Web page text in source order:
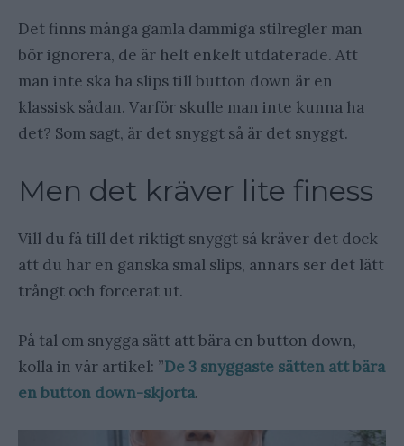
Det finns många gamla dammiga stilregler man
bör ignorera, de är helt enkelt utdaterade. Att
man inte ska ha slips till button down är en
klassisk sådan. Varför skulle man inte kunna ha
det? Som sagt, är det snyggt så är det snyggt.
Men det kräver lite finess
Vill du få till det riktigt snyggt så kräver det dock
att du har en ganska smal slips, annars ser det lätt
trångt och forcerat ut.
På tal om snygga sätt att bära en button down,
kolla in vår artikel: ”De 3 snyggaste sätten att bära
en button down-skjorta.